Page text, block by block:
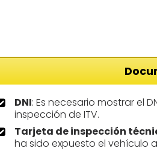
DNI: Es necesario mostrar el
inspección de ITV.
Tarjeta de inspección
ha sido expuesto el vehículo